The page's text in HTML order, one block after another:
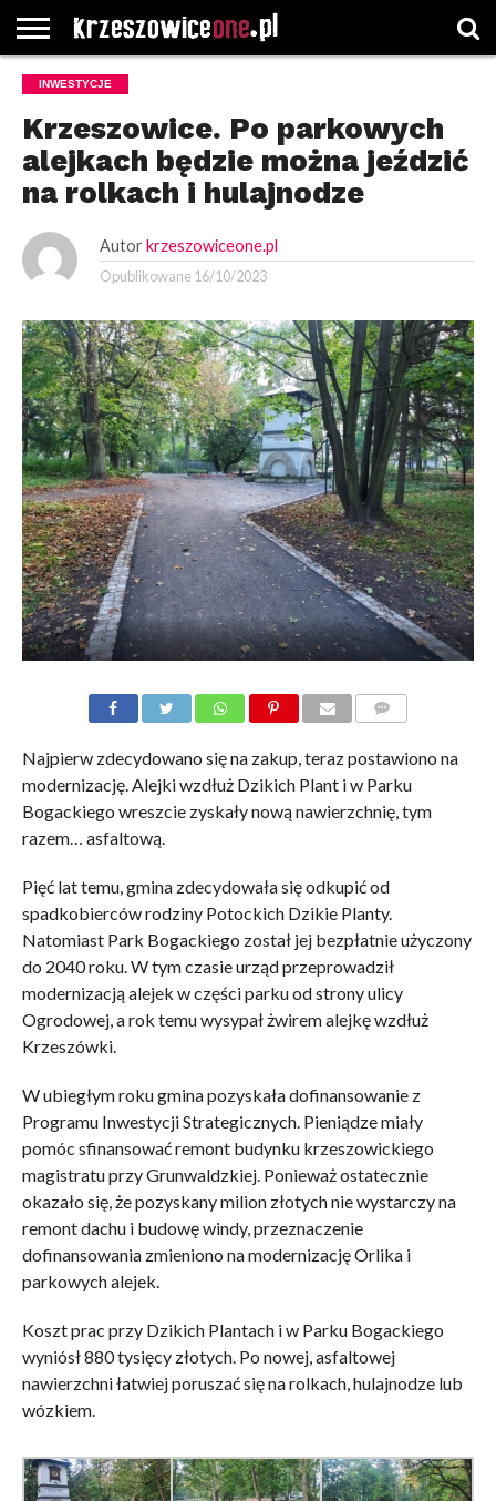
STRONA
GŁÓWNA
WYBORY
WYBIERZ
ROZKŁADY
GREGORCZYK
KONTAKT
INWESTYCJE
Krzeszowice. Po parkowych
alejkach będzie można jeździć
na rolkach i hulajnodze
Autor krzeszowiceone.pl
Opublikowane 16/10/2023
Najpierw zdecydowano się na zakup, teraz postawiono na
modernizację. Alejki wzdłuż Dzikich Plant i w Parku
Bogackiego wreszcie zyskały nową nawierzchnię, tym
razem… asfaltową.
Pięć lat temu, gmina zdecydowała się odkupić od
spadkobierców rodziny Potockich Dzikie Planty.
Natomiast Park Bogackiego został jej bezpłatnie użyczony
do 2040 roku. W tym czasie urząd przeprowadził
modernizacją alejek w części parku od strony ulicy
Ogrodowej, a rok temu wysypał żwirem alejkę wzdłuż
Krzeszówki.
W ubiegłym roku gmina pozyskała dofinansowanie z
Programu Inwestycji Strategicznych. Pieniądze miały
pomóc sfinansować remont budynku krzeszowickiego
magistratu przy Grunwaldzkiej. Ponieważ ostatecznie
okazało się, że pozyskany milion złotych nie wystarczy na
remont dachu i budowę windy, przeznaczenie
dofinansowania zmieniono na modernizację Orlika i
parkowych alejek.
Koszt prac przy Dzikich Plantach i w Parku Bogackiego
wyniósł 880 tysięcy złotych. Po nowej, asfaltowej
nawierzchni łatwiej poruszać się na rolkach, hulajnodze lub
wózkiem.